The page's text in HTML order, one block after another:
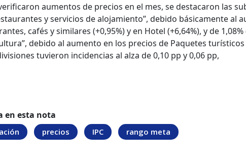
aumentos de precios en el mes, se destacaron las
y servicios de alojamiento”, debido básicamente al
cafés y similares (+0,95%) y en Hotel (+6,64%), y de 1,08%
debido al aumento en los precios de Paquetes turísticos
tuvieron incidencias al alza de 0,10 pp y 0,06 pp,
en esta nota
precios IPC rango meta